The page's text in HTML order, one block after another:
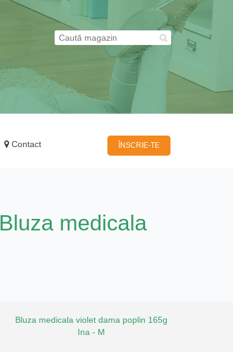
Contact ÎNSCRIE-TE
Bluza medicala
Bluza medicala violet dama poplin 165g
Ina - M